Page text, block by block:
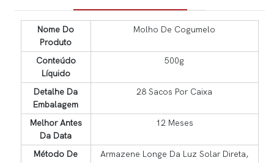
Nome Do
Produto
Molho De Cogumelo
Conteúdo
Líquido
500g
Detalhe Da
Embalagem
28 Sacos Por Caixa
Melhor Antes
Da Data
12 Meses
Método De
Armazene Longe Da Luz Solar Direta,